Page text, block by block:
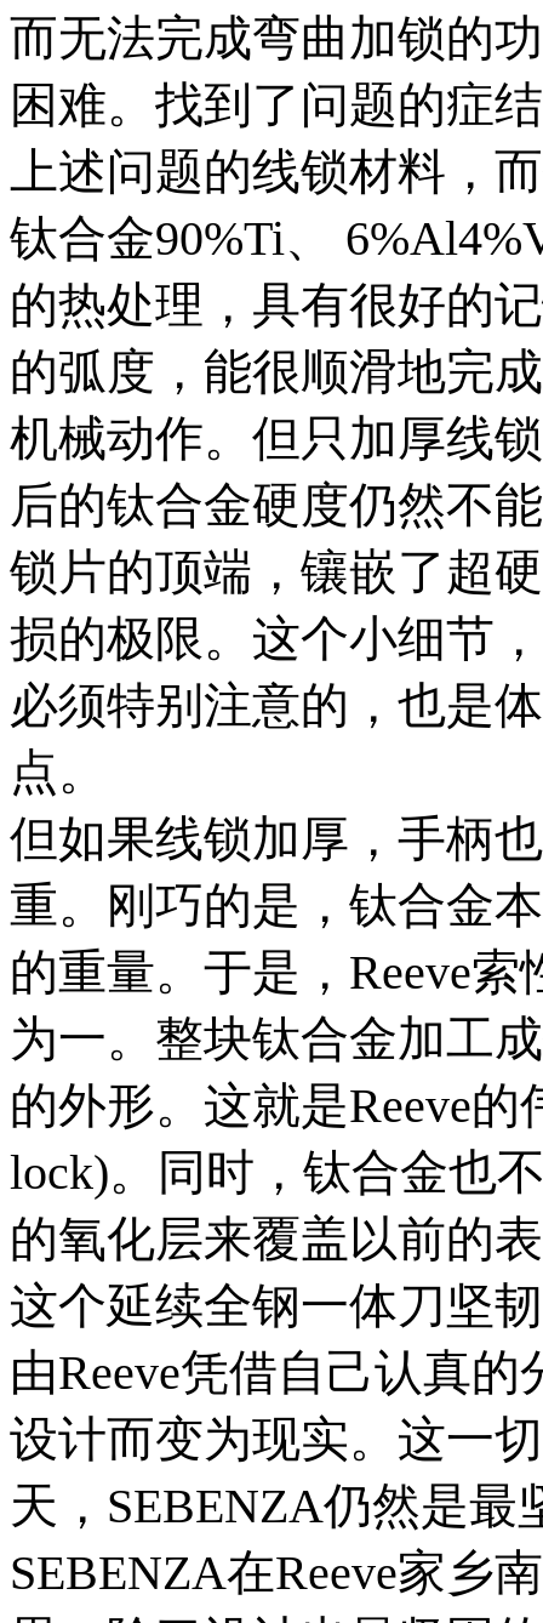
而无法完成弯曲加锁的
困难。找到了问题的症
上述问题的线锁材料，
钛合金90%Ti、
的热处理，具有很好的
的弧度，能很顺滑地完
机械动作。但只加厚线
后的钛合金硬度仍然不
锁片的顶端，镶嵌了超
损的极限。这个小细节
必须特别注意的，也是
点。
但如果线锁加厚，手柄
重。刚巧的是，钛合金
的重量。于是，Reeve
为一。整块钛合金加工
的外形。这就是Reeve
lock)。同时，钛合金也
的氧化层来覆盖以前的
这个延续全钢一体刀坚
由Reeve凭借自己认真
设计而变为现实。这一
天，SEBENZA仍然是最
SEBENZA在Reeve家乡